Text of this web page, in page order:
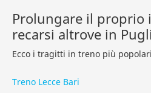
Prolungare il proprio
recarsi altrove in
Ecco i tragitti in treno più
Treno Lecce Bari